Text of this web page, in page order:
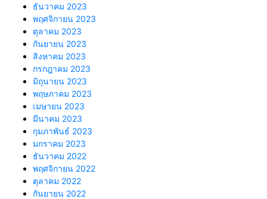
ธันวาคม 2023
พฤศจิกายน 2023
ตุลาคม 2023
กันยายน 2023
สิงหาคม 2023
กรกฎาคม 2023
มิถุนายน 2023
พฤษภาคม 2023
เมษายน 2023
มีนาคม 2023
กุมภาพันธ์ 2023
มกราคม 2023
ธันวาคม 2022
พฤศจิกายน 2022
ตุลาคม 2022
กันยายน 2022